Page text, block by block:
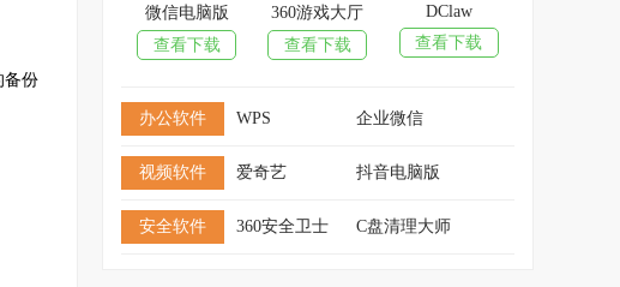
备份
微信电脑版
查看下载
360游戏大厅
查看下载
DClaw
查看下载
办公软件 WPS 企业微信
视频软件 爱奇艺 抖音电脑版
安全软件 360安全卫士 C盘清理大师